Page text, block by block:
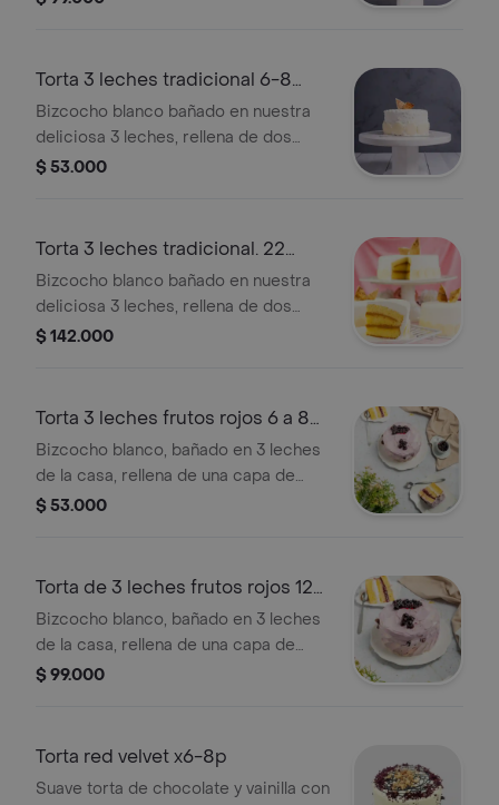
Torta 3 leches tradicional 6-8
porciones
Bizcocho blanco bañado en nuestra
deliciosa 3 leches, rellena de dos
capas de arequipe, cubierta con
$ 53.000
Torta 3 leches tradicional. 22
porciones
Bizcocho blanco bañado en nuestra
deliciosa 3 leches, rellena de dos
capas de arequipe, cubierta con
$ 142.000
Torta 3 leches frutos rojos 6 a 8
pz
Bizcocho blanco, bañado en 3 leches
de la casa, rellena de una capa de
mermelada de frutos rojos y una capa
de 6 a 8 porciones.
$ 53.000
Torta de 3 leches frutos rojos 12
pz
Bizcocho blanco, bañado en 3 leches
de la casa, rellena de una capa de
mermelada de frutos rojos y una capa
de 12 porciones.
$ 99.000
Torta red velvet x6-8p
Suave torta de chocolate y vainilla con